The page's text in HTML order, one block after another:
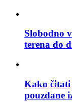
Slobodno
terena do
Kako
pouzdane